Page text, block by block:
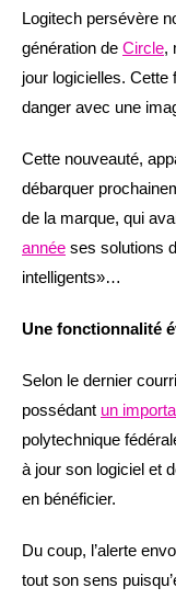
Logitech persévère
génération de Circle,
jour logicielles.
danger avec une
Cette nouveauté,
débarquer
de la marque, qui
année ses solutions
intelligents»…
Une fonctionnalité
Selon le dernier
possédant un
polytechnique
à jour son logiciel et
en bénéficier.
Du coup, l’alerte
tout son sens